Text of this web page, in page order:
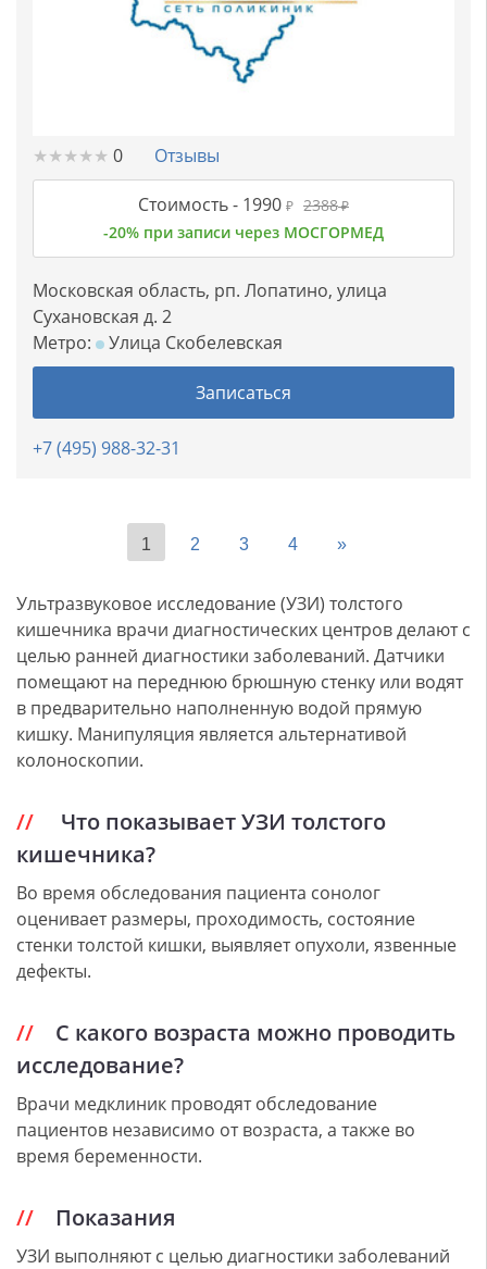
★★★★★
★★★★★ 0 Отзывы
Стоимость - 1990 ₽ 2388₽
-20% при записи через МОСГОРМЕД
Московская область, рп. Лопатино, улица
Сухановская д. 2
Метро:
Улица Скобелевская
Записаться
+7 (495) 988-32-31
1 2 3 4 »
Ультразвуковое исследование (УЗИ) толстого
кишечника врачи диагностических центров делают с
целью ранней диагностики заболеваний. Датчики
помещают на переднюю брюшную стенку или водят
в предварительно наполненную водой прямую
кишку. Манипуляция является альтернативой
колоноскопии.
Что показывает УЗИ толстого
кишечника?
Во время обследования пациента сонолог
оценивает размеры, проходимость, состояние
стенки толстой кишки, выявляет опухоли, язвенные
дефекты.
С какого возраста можно проводить
исследование?
Врачи медклиник проводят обследование
пациентов независимо от возраста, а также во
время беременности.
Показания
УЗИ выполняют с целью диагностики заболеваний